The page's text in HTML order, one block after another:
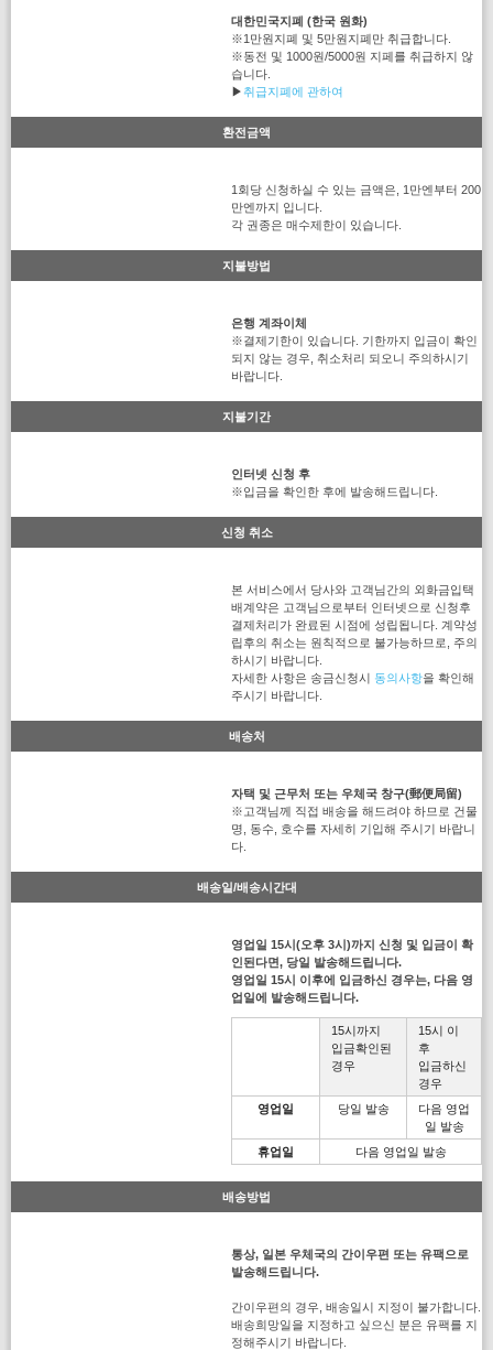
대한민국지폐 (한국 원화)
※1만원지폐 및 5만원지폐만 취급합니다.
※동전 및 1000원/5000원 지페를 취급하지 않
습니다.
▶취급지폐에 관하여
환전금액
1회당 신청하실 수 있는 금액은, 1만엔부터 200
만엔까지 입니다.
각 권종은 매수제한이 있습니다.
지불방법
은행 계좌이체
※결제기한이 있습니다. 기한까지 입금이 확인
되지 않는 경우, 취소처리 되오니 주의하시기
바랍니다.
지불기간
인터넷 신청 후
※입금을 확인한 후에 발송해드립니다.
신청 취소
본 서비스에서 당사와 고객님간의 외화금입택
배계약은 고객님으로부터 인터넷으로 신청후
결제처리가 완료된 시점에 성립됩니다. 계약성
립후의 취소는 원칙적으로 불가능하므로, 주의
하시기 바랍니다.
자세한 사항은 송금신청시 동의사항을 확인해
주시기 바랍니다.
배송처
자택 및 근무처 또는 우체국 창구(郵便局留)
※고객님께 직접 배송을 해드려야 하므로 건물
명, 동수, 호수를 자세히 기입해 주시기 바랍니
다.
배송일/배송시간대
영업일 15시(오후 3시)까지 신청 및 입금이 확
인된다면, 당일 발송해드립니다.
영업일 15시 이후에 입금하신 경우는, 다음 영
업일에 발송해드립니다.
15시까지
입금확인된
경우
15시 이
후
입금하신
경우
영업일
당일 발송
다음 영업
일 발송
휴업일
다음 영업일 발송
배송방법
통상, 일본 우체국의 간이우편 또는 유팩으로
발송해드립니다.
간이우편의 경우, 배송일시 지정이 불가합니다.
배송희망일을 지정하고 싶으신 분은 유팩를 지
정해주시기 바랍니다.